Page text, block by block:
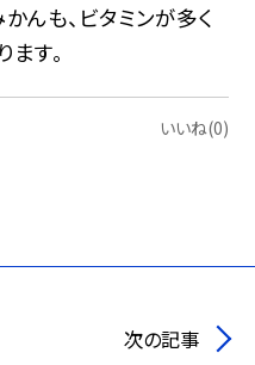
んも、ビタミンが多く
す。
いいね(0)
次の記事